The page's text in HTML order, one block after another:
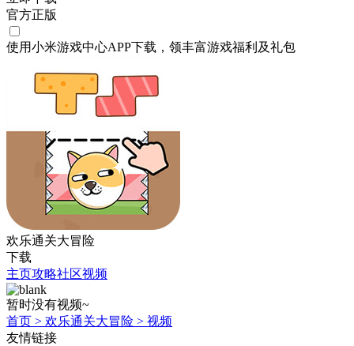
官方正版
使用小米游戏中心APP下载 ，领丰富游戏福利 及礼包
欢乐通关大冒险
下载
主页攻略社区视频
暂时没有视频~
首页 > 欢乐通关大冒险 > 视频
友情链接